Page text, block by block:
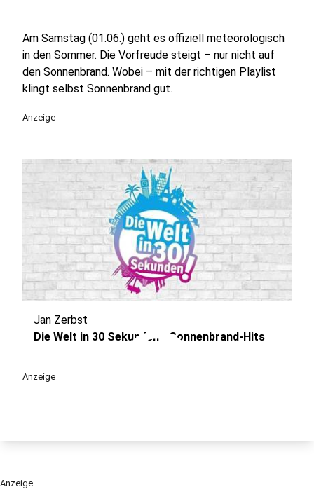
Am Samstag (01.06.) geht es offiziell meteorologisch
in den Sommer. Die Vorfreude steigt – nur nicht auf
den Sonnenbrand. Wobei – mit der richtigen Playlist
klingt selbst Sonnenbrand gut.
Anzeige
play_circle
Jan Zerbst
Die Welt in 30 Sekunden - Sonnenbrand-Hits
Anzeige
Anzeige